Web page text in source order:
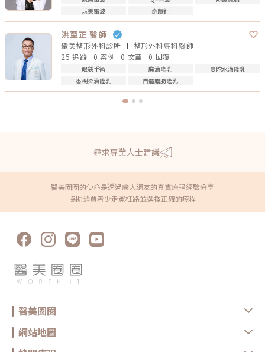
玩美電波
奇蹟針
洪至正 醫師
緻美整形外科診所 整形外科專科醫師
25 追蹤
0 案例 0 文章 0 回覆
眼袋手術 魔滴隆乳
曼陀水滴隆乳
香榭柔滴隆乳
自體脂肪隆乳
尋求專業人士建議
醫美圈圈的使命是透過廣大網友的真實療程經驗分享
協助消費者少走冤枉路並選擇正確的療程
醫美圈圈
網站地圖